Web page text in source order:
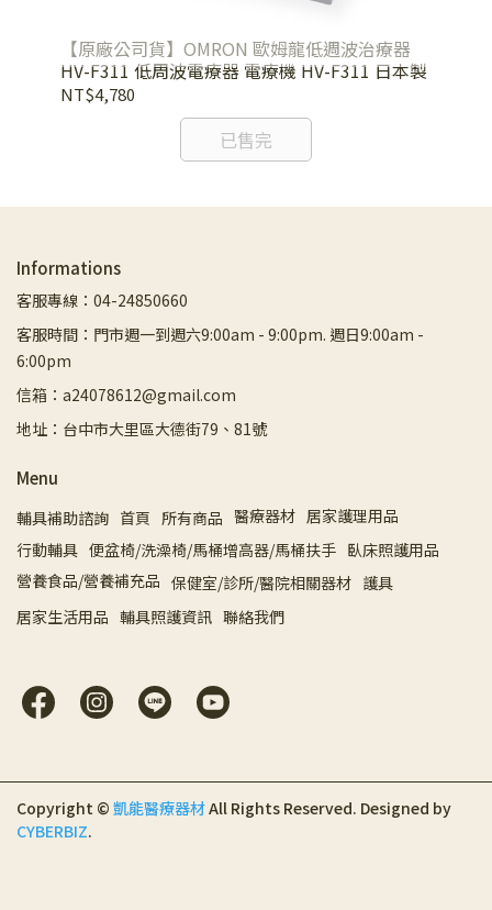
【原廠公司貨】OMRON 歐姆龍低週波治療器
HV-F311 低周波電療器 電療機 HV-F311 日本製
NT$4,780
已售完
Informations
客服專線：04-24850660
客服時間：門市週一到週六9:00am - 9:00pm. 週日9:00am -
6:00pm
信箱：a24078612@gmail.com
地址：台中市大里區大德街79、81號
Menu
輔具補助諮詢 首頁 所有商品 醫療器材 居家護理用品
行動輔具 便盆椅/洗澡椅/馬桶增高器/馬桶扶手 臥床照護用品
營養食品/營養補充品 保健室/診所/醫院相關器材 護具
居家生活用品 輔具照護資訊 聯絡我們
Copyright © 凱能醫療器材All Rights Reserved. Designed by
CYBERBIZ.